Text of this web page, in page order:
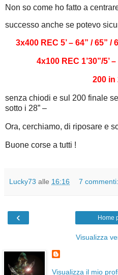
Non so come ho fatto a
successo anche se potevo
3x400 REC 5’ – 64” / 65”
4x100 REC 1’30”/5’
200 in
senza chiodi e sul 200 finale
sotto i 28” –
Ora, cerchiamo, di riposare e
Buone corse a tutti !
Lucky73 alle 16:16 7 commenti:
‹ Home
Visualizza
Visualizza il mio